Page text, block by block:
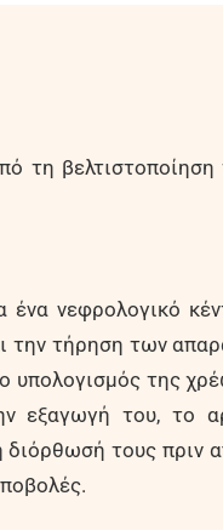
τη
ένα νεφρολογικό
την τήρηση των
της
εξαγωγή του, το
τους πριν